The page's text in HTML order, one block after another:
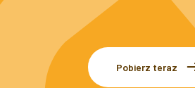
Pobierz teraz